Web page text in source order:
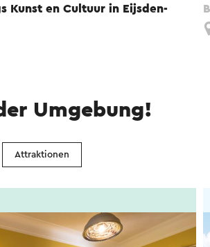
Kunst en Cultuur in Eijsden-
Umgebung!
Attraktionen